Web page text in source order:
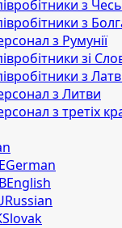
з
з
з Румунії
зі
з
з Литви
з третіх
German
English
Russian
Slovak